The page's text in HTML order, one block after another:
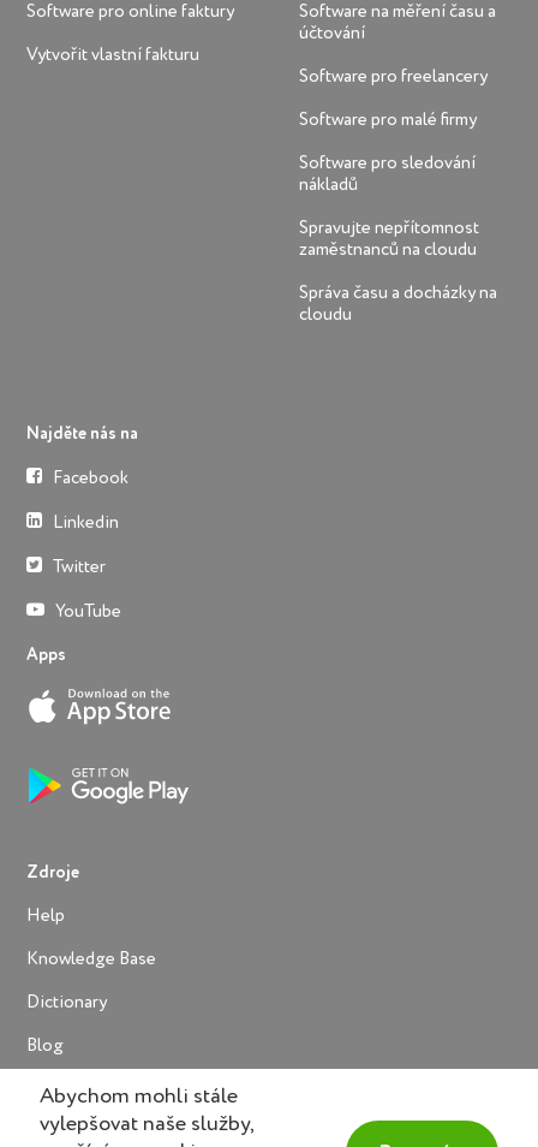
Software pro online faktury
Vytvořit vlastní fakturu
Software na měření času a
účtování
Software pro freelancery
Software pro malé firmy
Software pro sledování
nákladů
Spravujte nepřítomnost
zaměstnanců na cloudu
Správa času a docházky na
cloudu
Najděte nás na
Facebook
Linkedin
Twitter
YouTube
Apps
Zdroje
Help
Knowledge Base
Dictionary
Blog
Abychom mohli stále
vylepšovat naše služby,